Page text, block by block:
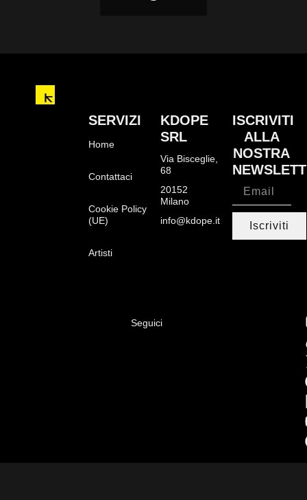
SERVIZI
Home
Contattaci
Cookie Policy
(UE)
Artisti
KDOPE
SRL
Via Bisceglie,
68
20152
Milano
info@kdope.it
ISCRIVITI
ALLA
NOSTRA
Iscriviti
Seguici